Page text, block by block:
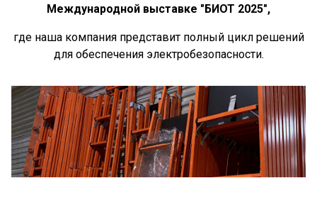
Международной выставке "БИОТ 2025",
где наша компания представит полный цикл решений
для обеспечения электробезопасности.